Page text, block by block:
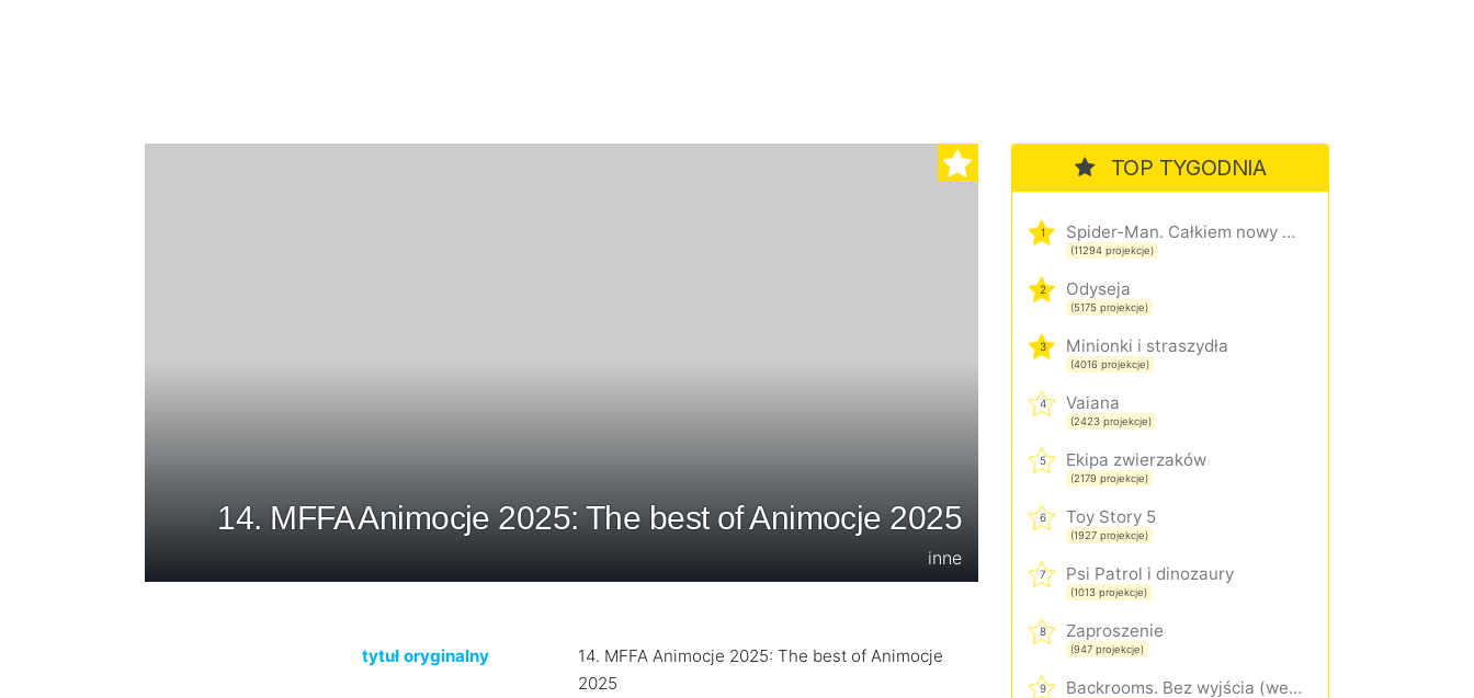
14. MFFA Animocje 2025: The best of Animocje 2025
inne
tytuł oryginalny
14. MFFA Animocje 2025: The best of Animocje
2025
TOP TYGODNIA
1 Spider-Man. Całkiem nowy dzień
(11294 projekcje)
2 Odyseja
(5175 projekcje)
3 Minionki i straszydła
(4016 projekcje)
4 Vaiana
(2423 projekcje)
5 Ekipa zwierzaków
(2179 projekcje)
6 Toy Story 5
(1927 projekcje)
7 Psi Patrol i dinozaury
(1013 projekcje)
8 Zaproszenie
(947 projekcje)
9 Backrooms. Bez wyjścia (wersja rozszerzona)